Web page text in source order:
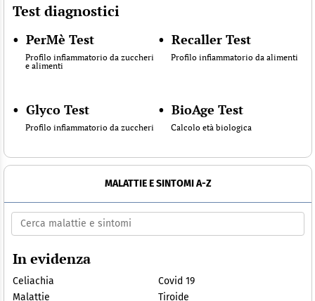
Test diagnostici
• PerMè Test
Profilo infiammatorio da zuccheri
e alimenti
• Recaller Test
Profilo infiammatorio da alimenti
• Glyco Test
Profilo infiammatorio da zuccheri
• BioAge Test
Calcolo età biologica
MALATTIE E SINTOMI A-Z
In evidenza
Celiachia
Covid 19
Malattie
Tiroide